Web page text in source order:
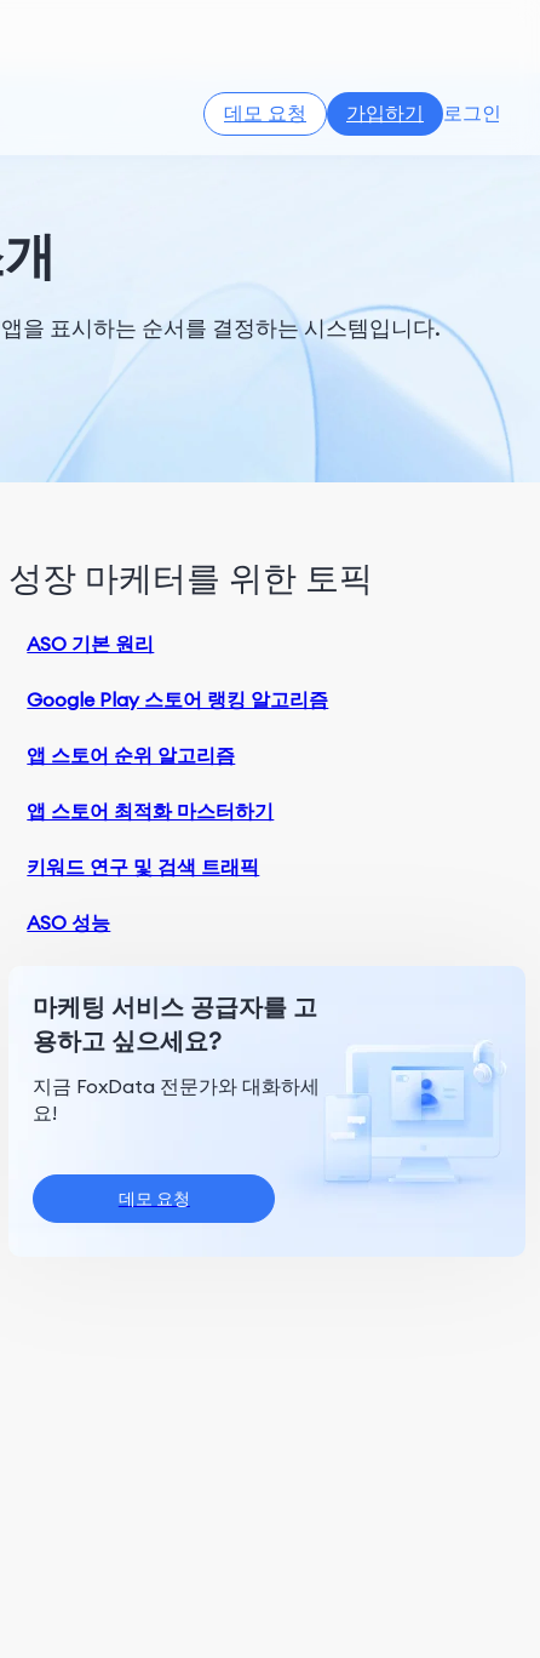
데모 요청 가입하기 로그인
을 표시하는 순서를 결정하는 시스템입니다.
성장 마케터를 위한 토픽
ASO 기본 원리
Google Play 스토어 랭킹 알고리즘
앱 스토어 순위 알고리즘
앱 스토어 최적화 마스터하기
키워드 연구 및 검색 트래픽
ASO 성능
마케팅 서비스 공급자를 고
용하고 싶으세요?
지금 FoxData 전문가와 대화하세
요!
데모 요청